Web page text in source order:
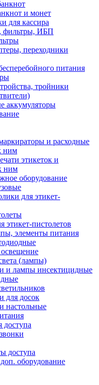
и монет
для кассира
фильтры, ИБП
переходники
питания
тройники
аккумуляторы
и расходные
ним
этикеток и
ним
оборудование
для этикет-
этикет-пистолетов
элементы питания
(лампы)
и лампы инсектицидные
для досок
настольные
доступа
доступа
оборудование